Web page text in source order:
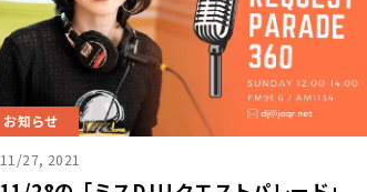
お知らせ
11/27, 2021